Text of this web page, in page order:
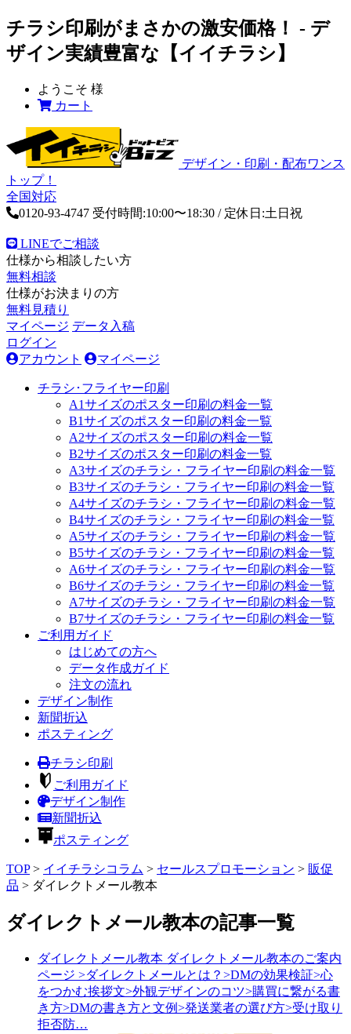
チラシ印刷がまさかの激安価格！ - デ
ザイン実績豊富な【イイチラシ】
ようこそ 様
カート
デザイン・印刷・配布ワンス
トップ！
全国対応
0120-93-4747 受付時間:10:00〜18:30 / 定休日:土日祝
LINEでご相談
仕様から相談したい方
無料相談
仕様がお決まりの方
無料見積り
マイページ データ入稿
ログイン
アカウント
マイページ
チラシ･フライヤー印刷
A1サイズのポスター印刷の料金一覧
B1サイズのポスター印刷の料金一覧
A2サイズのポスター印刷の料金一覧
B2サイズのポスター印刷の料金一覧
A3サイズのチラシ・フライヤー印刷の料金一覧
B3サイズのチラシ・フライヤー印刷の料金一覧
A4サイズのチラシ・フライヤー印刷の料金一覧
B4サイズのチラシ・フライヤー印刷の料金一覧
A5サイズのチラシ・フライヤー印刷の料金一覧
B5サイズのチラシ・フライヤー印刷の料金一覧
A6サイズのチラシ・フライヤー印刷の料金一覧
B6サイズのチラシ・フライヤー印刷の料金一覧
A7サイズのチラシ・フライヤー印刷の料金一覧
B7サイズのチラシ・フライヤー印刷の料金一覧
ご利用ガイド
はじめての方へ
データ作成ガイド
注文の流れ
デザイン制作
新聞折込
ポスティング
チラシ印刷
ご利用ガイド
デザイン制作
新聞折込
ポスティング
TOP> イイチラシコラム > セールスプロモーション > 販促
品 > ダイレクトメール教本
ダイレクトメール教本の記事一覧
ダイレクトメール教本 ダイレクトメール教本のご案内
ページ >ダイレクトメールとは？>DMの効果検証>心
をつかむ挨拶文>外観デザインのコツ>購買に繋がる書
き方>DMの書き方と文例>発送業者の選び方>受け取り
拒否防…